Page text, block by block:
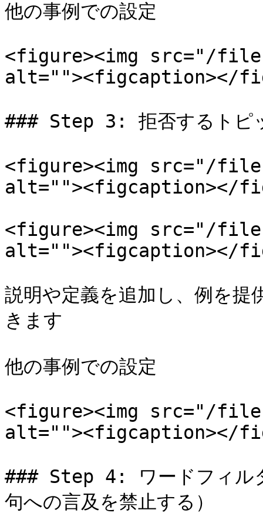
他の事例での設定
<figure><img src="/files/
alt=""><figcaption></
### Step 3: 拒否するトピ
<figure><img src="/files/
alt=""><figcaption></
<figure><img src="/files/
alt=""><figcaption></
説明や定義を追加し、例を提
きます
他の事例での設定
<figure><img src="/files/
alt=""><figcaption></
### Step 4: ワードフィル
句への言及を禁止する）